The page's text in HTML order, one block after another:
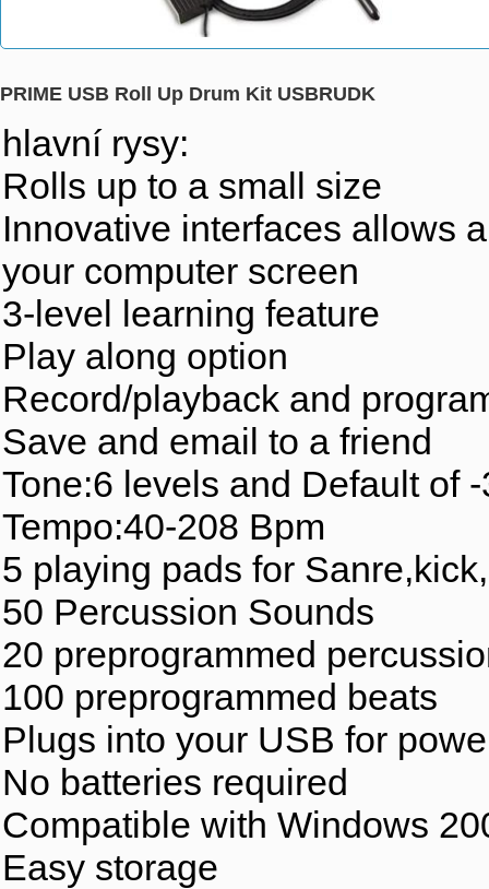
PRIME USB Roll Up Drum Kit USBRUDK
hlavní rysy:
Rolls up to a small size
Innovative interfaces allows
your computer screen
3-level learning feature
Play along option
Record/playback and
Save and email to a friend
Tone:6 levels and Default of
Tempo:40-208 Bpm
5 playing pads for
50 Percussion Sounds
20 preprogrammed
100 preprogrammed beats
Plugs into your USB for
No batteries required
Compatible with Windows
Easy storage